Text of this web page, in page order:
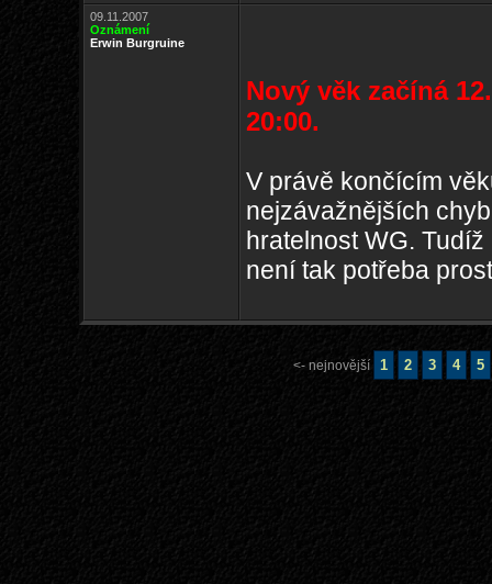
09.11.2007
Oznámení
Erwin Burgruine
Nový věk začíná
20:00.
V právě končícím
nejzávažnějších
hratelnost WG.
není tak potřeba
<- nejnovější 1 2 3 4 5